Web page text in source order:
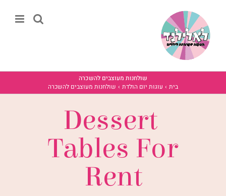
שולחנות מעוצבים להשכרה
בית
עוגות יום הולדת שולחנות מעוצבים להשכרה
Dessert
Tables For
Rent